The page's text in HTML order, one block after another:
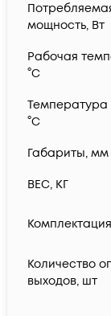
мощность, Вт
Рабочая
°С
Температура
°С
Габариты, мм
ВЕС, КГ
Комплектация
Количество
выходов, шт